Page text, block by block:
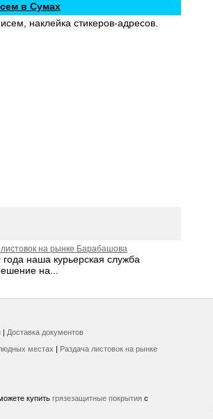
в Сумах
наклейка стикеров-адресов.
на рынке Барабашова
наша курьерская служба
на...
| Доставка документов
местах | Раздача листовок на рынке
купить грязезащитные покрытия с